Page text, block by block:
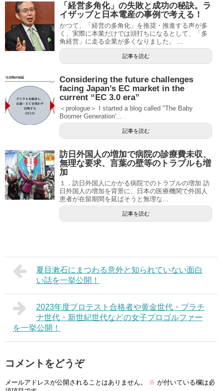
「経営多角化」の失敗と成功の秘訣。ラ
イザップと日本電産の事例で考える！
かつて、「経営の多角化」を推奨・推進する声が多
く、実際に本業だけでは頭打ちになるとして、「多
角経営」に走る企業が多くなりました。 ...
記事を読む
Considering the future challenges
facing Japan’s EC market in the
current “EC 3.0 era”
＜prologue＞ I started a blog called "The Baby
Boomer Generation'...
記事を読む
訪日外国人の増加で病院の診療費未収、
無理な要求、言葉の壁等のトラブルも増
加
１．訪日外国人にかかる病院でのトラブルの増加 訪
日外国人の増加を背景に、日本の医療機関で外国人
患者が在留期間を延ばそうと無理な...
記事を読む
夏目漱石にまつわる意外と知られていない面白
い話を一挙公開！
2023年度プロテスト合格者や黄金世代・プラチ
ナ世代・新世紀世代などの女子プロゴルファー
を一挙公開！
コメントをどうぞ
メールアドレスが公開されることはありません。 ※ が付いている欄は必